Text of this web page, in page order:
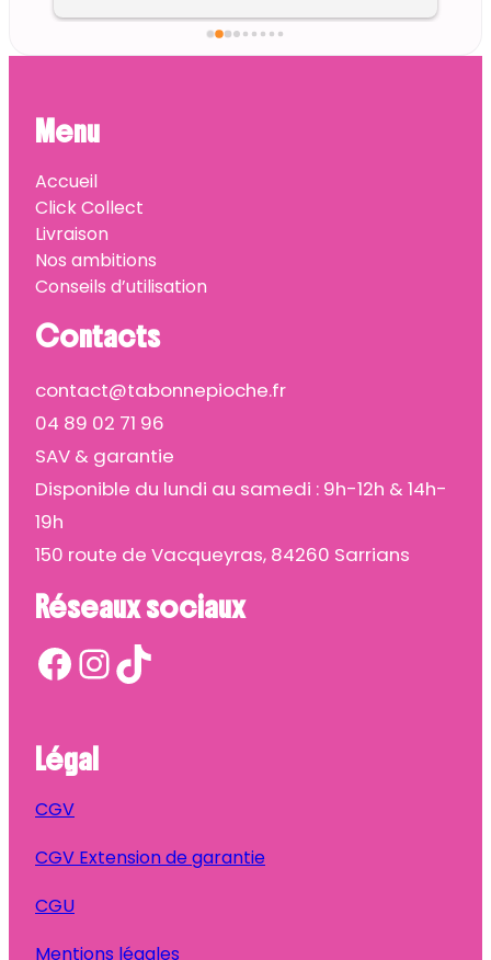
Menu
Accueil
Click Collect
Livraison
Nos ambitions
Conseils d’utilisation
Contacts
contact@tabonnepioche.fr
04 89 02 71 96
SAV & garantie
Disponible du lundi au samedi : 9h-12h & 14h-
19h
150 route de Vacqueyras, 84260 Sarrians
Réseaux sociaux
Facebook InstagramTikTok
Légal
CGV
CGV Extension de garantie
CGU
Mentions légales